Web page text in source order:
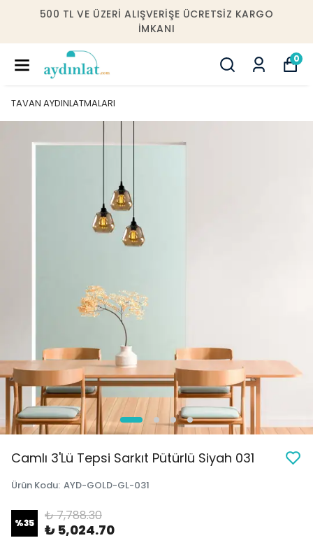
KARGO
10000 TL VE ÜZERI
0
TAVAN AYDINLATMALARI
Camlı 3'Lü Tepsi Sarkıt Pütürlü Siyah 031
Ürün Kodu: AYD-GOLD-GL-031
%35 ₺ 7,788.30
₺ 5,024.70